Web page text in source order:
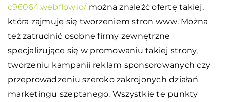
c96064.webflow.io/można znaleźć ofertę takiej,
która zajmuje się tworzeniem stron www. Można
też zatrudnić osobne firmy zewnętrzne
specjalizujące się w promowaniu takiej strony,
tworzeniu kampanii reklam sponsorowanych czy
przeprowadzeniu szeroko zakrojonych działań
marketingu szeptanego. Wszystkie te punkty